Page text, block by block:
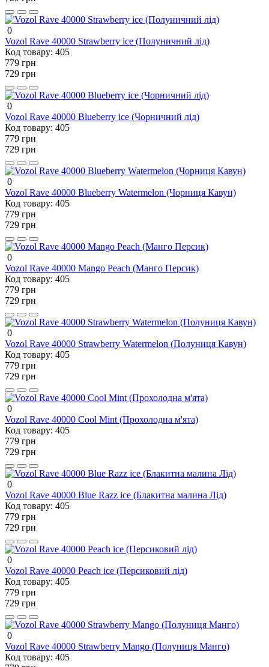
0
Vozol Rave 40000 Strawberry ice (Полуничний лід)
Код товару: 405
779 грн
729 грн
0
Vozol Rave 40000 Blueberry ice (Чорничний лід)
Код товару: 405
779 грн
729 грн
0
Vozol Rave 40000 Blueberry Watermelon (Чорниця Кавун)
Код товару: 405
779 грн
729 грн
0
Vozol Rave 40000 Mango Peach (Манго Персик)
Код товару: 405
779 грн
729 грн
0
Vozol Rave 40000 Strawberry Watermelon (Полуниця Кавун)
Код товару: 405
779 грн
729 грн
0
Vozol Rave 40000 Cool Mint (Прохолодна м'ята)
Код товару: 405
779 грн
729 грн
0
Vozol Rave 40000 Blue Razz ice (Блакитна малина Лід)
Код товару: 405
779 грн
729 грн
0
Vozol Rave 40000 Peach ice (Персиковий лід)
Код товару: 405
779 грн
729 грн
0
Vozol Rave 40000 Strawberry Mango (Полуниця Манго)
Код товару: 405